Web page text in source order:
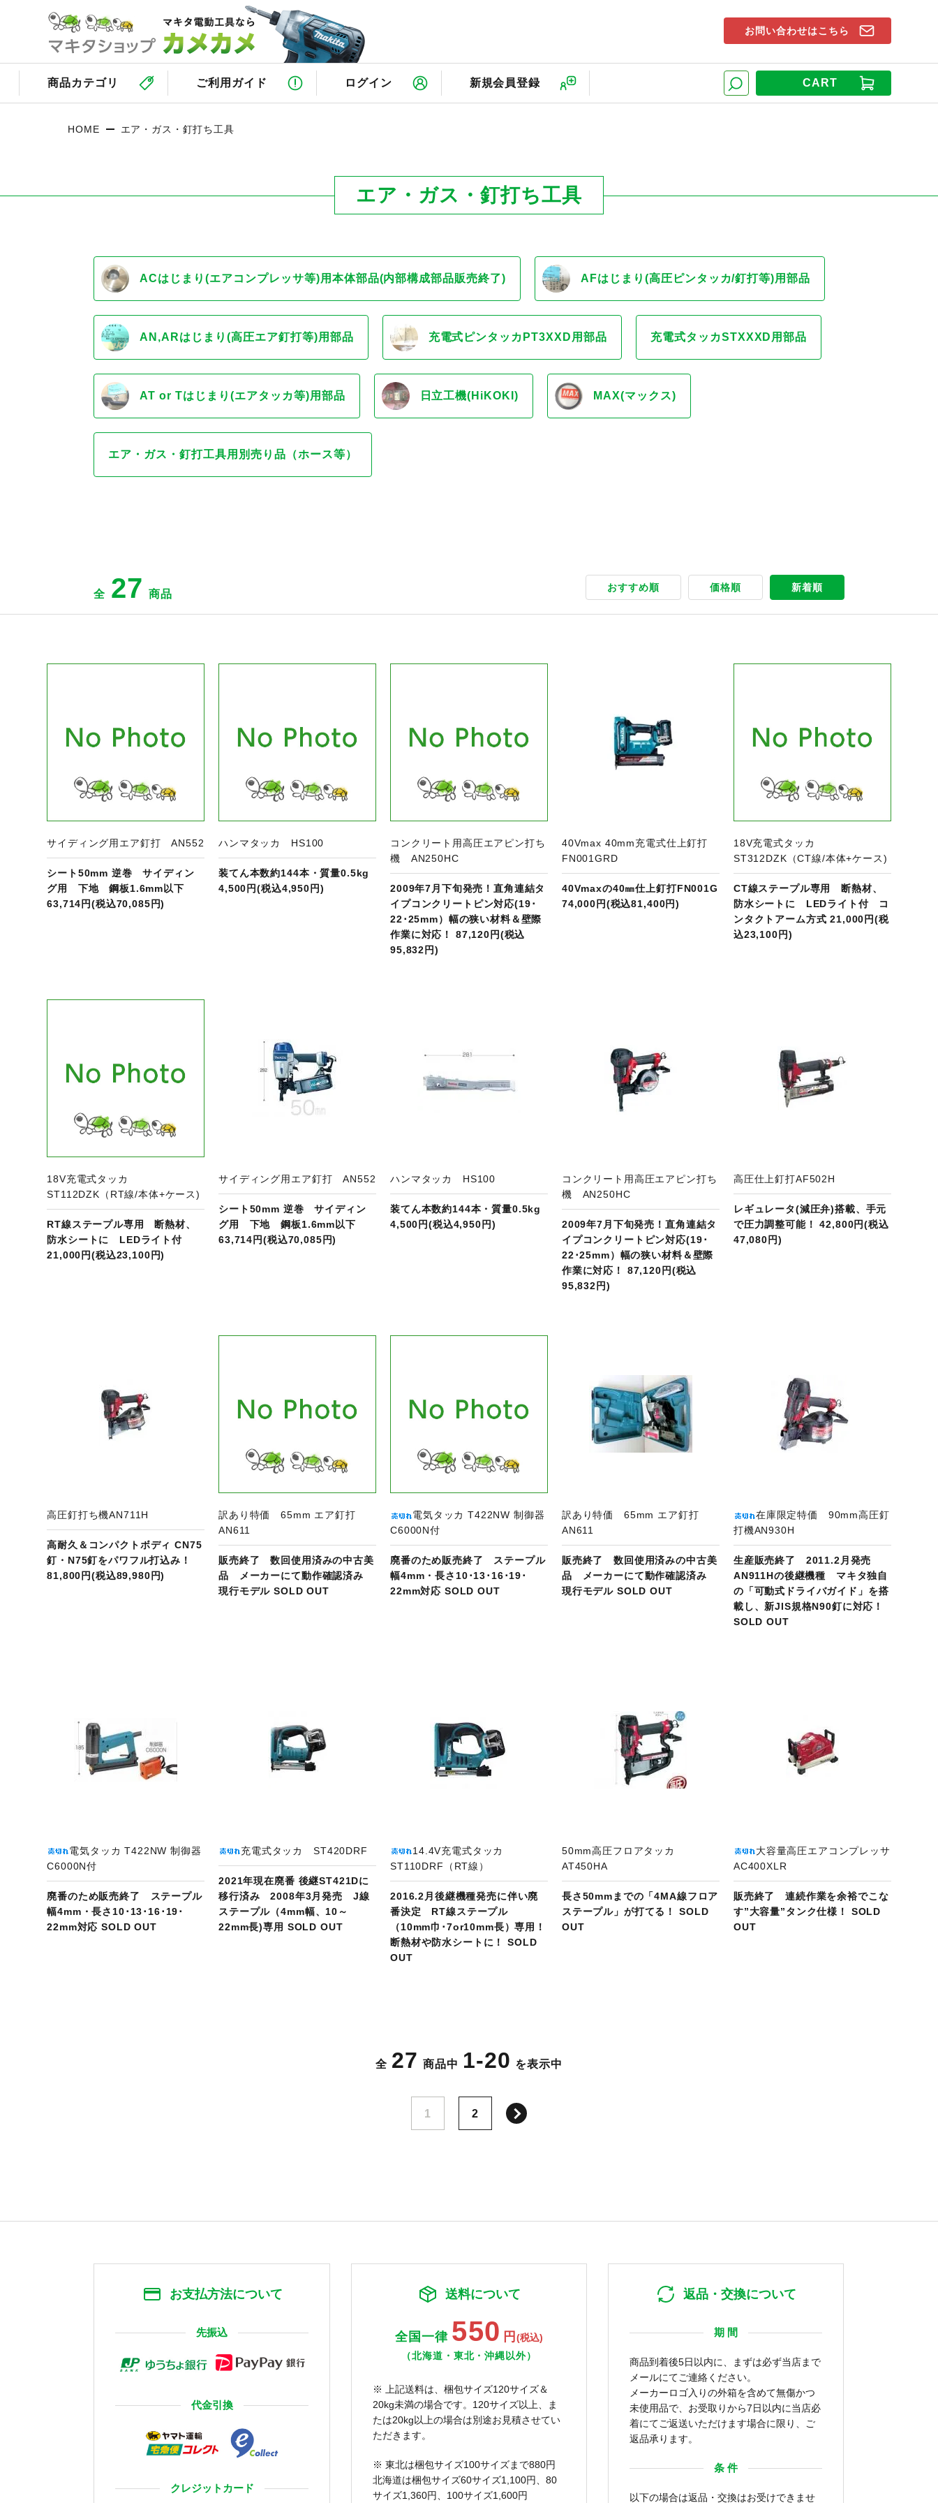
CART
商品カテゴリ ご利用ガイド ログイン 新規会員登録
お問い合わせはこちら
HOME エア・ガス・釘打ち工具
エア・ガス・釘打ち工具
ACはじまり(エアコンプレッサ等)用本体部品(内部構成部品販売終了) AFはじまり(高圧ピンタッカ/釘打等)用部品
AN,ARはじまり(高圧エア釘打等)用部品 充電式ピンタッカPT3XXD用部品 充電式タッカSTXXXD用部品
AT or Tはじまり(エアタッカ等)用部品 日立工機(HiKOKI) MAX(マックス)
エア・ガス・釘打工具用別売り品（ホース等）
全 27 商品
おすすめ順 価格順 新着順
サイディング用エア釘打 AN552
シート50mm 逆巻 サイディン
グ用 下地 鋼板1.6mm以下
63,714円(税込70,085円)
ハンマタッカ HS100
装てん本数約144本・質量0.5kg
4,500円(税込4,950円)
コンクリート用高圧エアピン打ち
機 AN250HC
2009年7月下旬発売！直角連結タ
イプコンクリートピン対応(19･
22･25mm）幅の狭い材料＆壁際
作業に対応！ 87,120円(税込
95,832円)
40Vmax 40mm充電式仕上釘打
FN001GRD
40Vmaxの40㎜仕上釘打FN001G
74,000円(税込81,400円)
18V充電式タッカ
ST312DZK（CT線/本体+ケース)
CT線ステープル専用 断熱材、
防水シートに LEDライト付 コ
ンタクトアーム方式 21,000円(税
込23,100円)
18V充電式タッカ
ST112DZK（RT線/本体+ケース)
RT線ステープル専用 断熱材、
防水シートに LEDライト付
21,000円(税込23,100円)
サイディング用エア釘打 AN552
シート50mm 逆巻 サイディン
グ用 下地 鋼板1.6mm以下
63,714円(税込70,085円)
ハンマタッカ HS100
装てん本数約144本・質量0.5kg
4,500円(税込4,950円)
コンクリート用高圧エアピン打ち
機 AN250HC
2009年7月下旬発売！直角連結タ
イプコンクリートピン対応(19･
22･25mm）幅の狭い材料＆壁際
作業に対応！ 87,120円(税込
95,832円)
高圧仕上釘打AF502H
レギュレータ(減圧弁)搭載、手元
で圧力調整可能！ 42,800円(税込
47,080円)
高圧釘打ち機AN711H
高耐久＆コンパクトボディ CN75
釘・N75釘をパワフル打込み！
81,800円(税込89,980円)
訳あり特価 65mm エア釘打
AN611
販売終了 数回使用済みの中古美
品 メーカーにて動作確認済み
現行モデル SOLD OUT
電気タッカ T422NW 制御器
C6000N付
廃番のため販売終了 ステープル
幅4mm・長さ10･13･16･19･
22mm対応 SOLD OUT
訳あり特価 65mm エア釘打
AN611
販売終了 数回使用済みの中古美
品 メーカーにて動作確認済み
現行モデル SOLD OUT
在庫限定特価 90mm高圧釘
打機AN930H
生産販売終了 2011.2月発売
AN911Hの後継機種 マキタ独自
の「可動式ドライバガイド」を搭
載し、新JIS規格N90釘に対応！
SOLD OUT
電気タッカ T422NW 制御器
C6000N付
廃番のため販売終了 ステープル
幅4mm・長さ10･13･16･19･
22mm対応 SOLD OUT
充電式タッカ ST420DRF
2021年現在廃番 後継ST421Dに
移行済み 2008年3月発売 J線
ステープル（4mm幅、10～
22mm長)専用 SOLD OUT
14.4V充電式タッカ
ST110DRF（RT線）
2016.2月後継機種発売に伴い廃
番決定 RT線ステープル
（10mm巾･7or10mm長）専用！
断熱材や防水シートに！ SOLD
OUT
50mm高圧フロアタッカ
AT450HA
長さ50mmまでの「4MA線フロア
ステープル」が打てる！ SOLD
OUT
大容量高圧エアコンプレッサ
AC400XLR
販売終了 連続作業を余裕でこな
す”大容量”タンク仕様！ SOLD
OUT
全 27 商品中 1-20 を表示中
1 2
お支払方法について
先振込
代金引換
クレジットカード
送料について
全国一律 550 円 (税込)
（北海道・東北・沖縄以外）
※ 上記送料は、梱包サイズ120サイズ＆
20kg未満の場合です。120サイズ以上、ま
たは20kg以上の場合は別途お見積させてい
ただきます。
※ 東北は梱包サイズ100サイズまで880円
北海道は梱包サイズ60サイズ1,100円、80
サイズ1,360円、100サイズ1,600円
返品・交換について
期 間
商品到着後5日以内に、まずは必ず当店まで
メールにてご連絡ください。
メーカーロゴ入りの外箱を含めて無傷かつ
未使用品で、お受取りから7日以内に当店必
着にてご返送いただけます場合に限り、ご
返品承ります。
条 件
以下の場合は返品・交換はお受けできませ